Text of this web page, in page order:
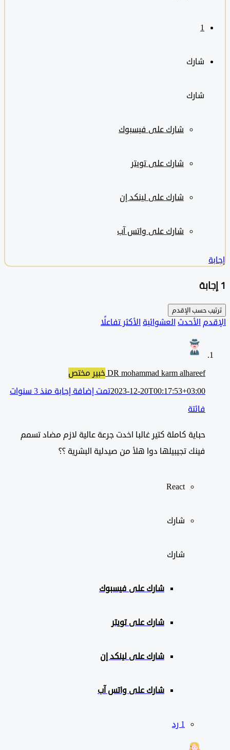
شارك
شارك على فيسبوك
شارك على تويتر
شارك على لينكد إن
شارك على واتس آب
حسبالإقدم
الأحدثالعشوائيةالأكثر تفاعلًا
DR mohammad karm alhareefخبير مختص
2023-12-20T00:17:53+03:00
تمت إضافة إجابة منذ 3 سنوات
حباية كاملة كتير غالبا اخدت جرعة عالية لازم مضاد تسمم
فينك تجيبيلها دوا هلأ من صيدلية البشرية ؟؟
React
شارك
شارك علىفيسبوك
شارك على تويتر
شارك على لينكد إن
شارك على واتس آب